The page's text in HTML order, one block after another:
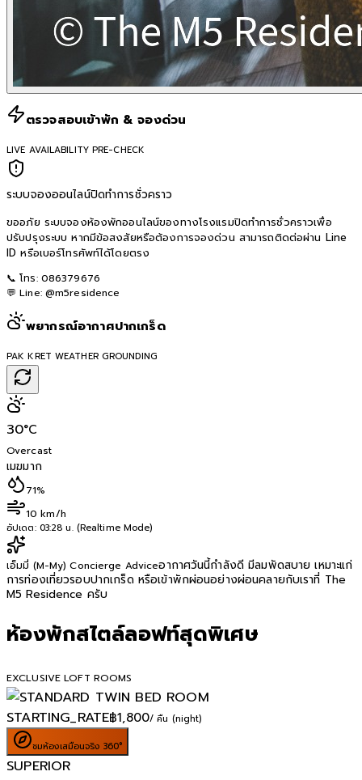
ตรวจสอบเข้าพัก & จองด่วน
LIVE AVAILABILITY PRE-CHECK
ระบบจองออนไลน์ปิดทำการชั่วคราว
ขออภัย ระบบจองห้องพักออนไลน์ของทางโรงแรมปิดทำการชั่วคราวเพื่อ
ปรับปรุงระบบ หากมีข้อสงสัยหรือต้องการจองด่วน สามารถติดต่อผ่าน Line
ID หรือเบอร์โทรศัพท์ได้โดยตรง
📞 โทร: 086379676
💬 Line: @m5residence
พยากรณ์อากาศปากเกร็ด
PAK KRET WEATHER GROUNDING
30°C
Overcast
เมฆมาก
71%
10 km/h
อัปเดต: 03:28 น. (Realtime Mode)
เอ็มมี่ (M-My) Concierge Adviceอากาศวันนี้กำลังดี มีลมพัดสบาย เหมาะแก่
การท่องเที่ยวรอบปากเกร็ด หรือเข้าพักผ่อนอย่างผ่อนคลายกับเราที่ The
M5 Residence ครับ
ห้องพักสไตล์ลอฟท์สุดพิเศษ
EXCLUSIVE LOFT ROOMS
STARTING_RATE฿1,800/ คืน (night)
ชมห้องเสมือนจริง 360°
SUPERIOR